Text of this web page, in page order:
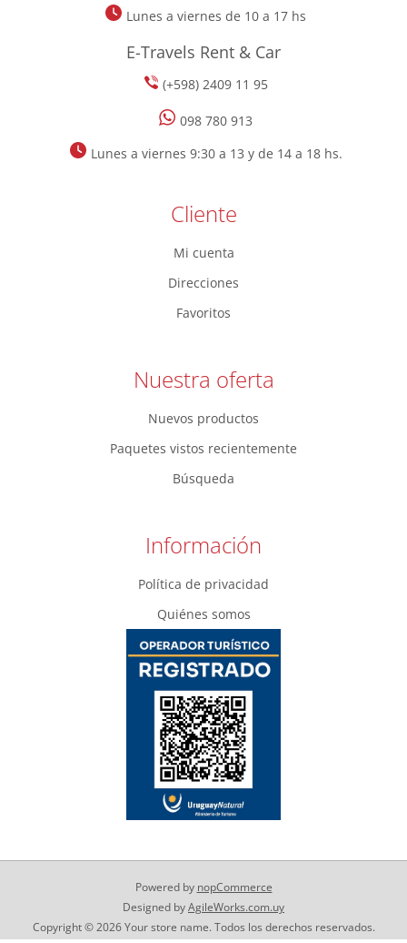
Lunes a viernes de 10 a 17 hs
E-Travels Rent & Car
(+598) 2409 11 95
098 780 913
Lunes a viernes 9:30 a 13 y de 14 a 18 hs.
Cliente
Mi cuenta
Direcciones
Favoritos
Nuestra oferta
Nuevos productos
Paquetes vistos recientemente
Búsqueda
Información
Política de privacidad
Quiénes somos
Powered by nopCommerce
Designed byAgileWorks.com.uy
Copyright © 2026 Your store name. Todos los derechos reservados.